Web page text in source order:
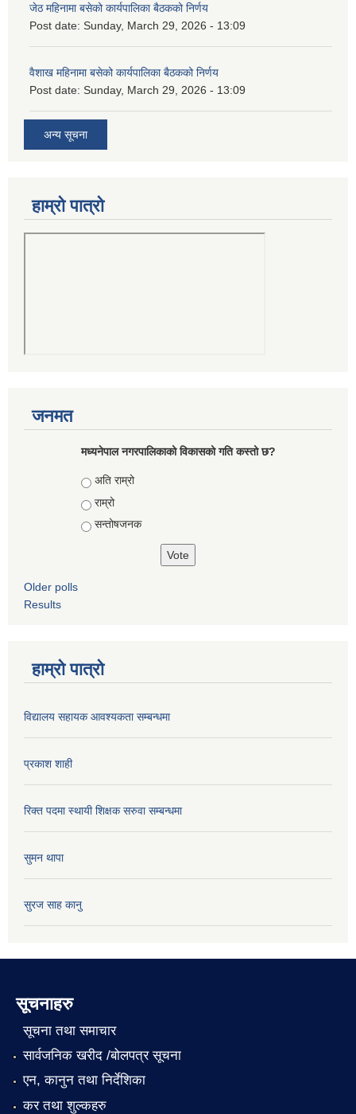
जेठ महिनामा बसेको कार्यपालिका बैठकको निर्णय
Post date: Sunday, March 29, 2026 - 13:09
वैशाख महिनामा बसेको कार्यपालिका बैठकको निर्णय
Post date: Sunday, March 29, 2026 - 13:09
अन्य सूचना
हाम्रो पात्रो
जनमत
मध्यनेपाल नगरपालिकाको विकासको गति कस्तो छ?
Choices
अति राम्रो
राम्रो
सन्तोषजनक
Older polls
Results
हाम्रो पात्रो
विद्यालय सहायक आवश्यकता सम्बन्धमा
प्रकाश शाही
रिक्त पदमा स्थायी शिक्षक सरुवा सम्बन्धमा
सुमन थापा
सुरज साह कानु
सूचनाहरु
सूचना तथा समाचार
सार्वजनिक खरीद /बोलपत्र सूचना
एन, कानुन तथा निर्देशिका
कर तथा शुल्कहरु